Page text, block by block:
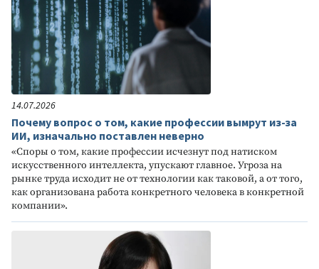
14.07.2026
Почему вопрос о том, какие профессии вымрут из-за
ИИ, изначально поставлен неверно
«Споры о том, какие профессии исчезнут под натиском
искусственного интеллекта, упускают главное. Угроза на
рынке труда исходит не от технологии как таковой, а от того,
как организована работа конкретного человека в конкретной
компании».